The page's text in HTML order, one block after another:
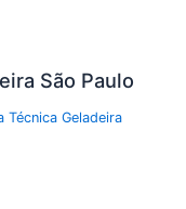
São Paulo
Técnica Geladeira